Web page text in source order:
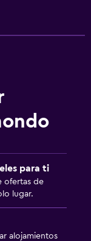
para ti
ofertas de
lugar.
alojamientos